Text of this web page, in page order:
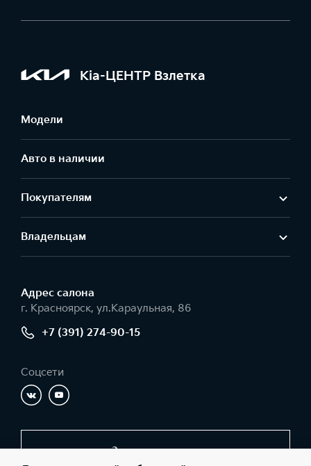
Kia-ЦЕНТР Взлетка
Модели
Авто в наличии
Покупателям
Владельцам
Адрес салонa
г. Красноярск, ул.Караульная, 86
+7 (391) 274-90-15
Соцсети
Заказать звонок